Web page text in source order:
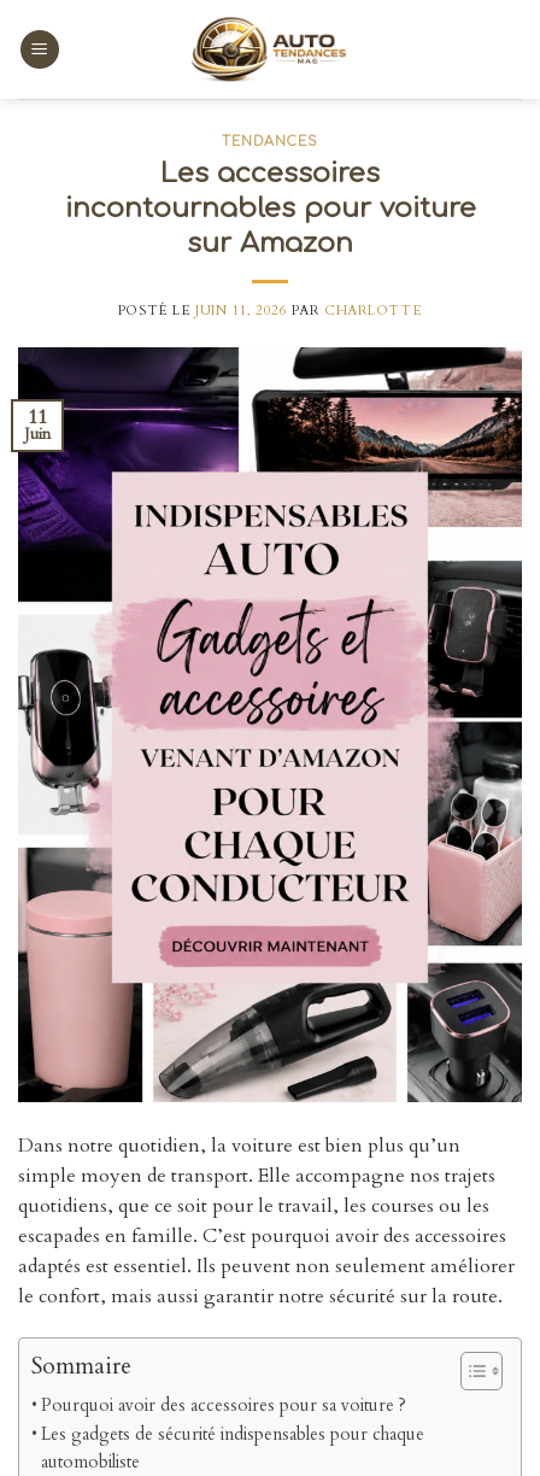
content
TENDANCES
Les accessoires
incontournables pour voiture
sur Amazon
POSTÉ LE JUIN 11, 2026 PAR CHARLOTTE
11
Juin
Dans notre quotidien, la voiture est bien plus qu’un
simple moyen de transport. Elle accompagne nos trajets
quotidiens, que ce soit pour le travail, les courses ou les
escapades en famille. C’est pourquoi avoir des accessoires
adaptés est essentiel. Ils peuvent non seulement améliorer
le confort, mais aussi garantir notre sécurité sur la route.
Sommaire
Pourquoi avoir des accessoires pour sa voiture ?
Les gadgets de sécurité indispensables pour chaque
automobiliste